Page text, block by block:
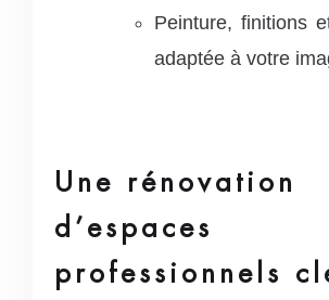
Peinture, finitions
adaptée à votre
Une rénovation
d’espaces
professionnels